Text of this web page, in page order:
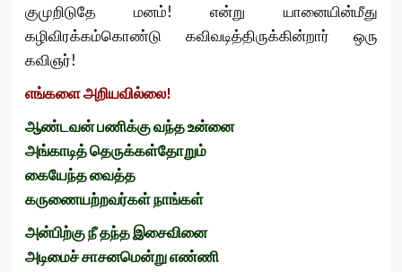
குமுறிடுதே மனம்! என்று யானையின்மீது
கழிவிரக்கம்கொண்டு கவிவடித்திருக்கின்றார் ஒரு
கவிஞர்!
எங்களைஅறியவில்லை!
ஆண்டவன்பணிக்குவந்தஉன்னை
அங்காடித்தெருக்கள்தோறும்
கையேந்தவைத்த
கருணையற்றவர்கள்நாங்கள்
அன்பிற்குநீதந்தஇசைவினை
அடிமைச்சாசனமென்றுஎண்ணி